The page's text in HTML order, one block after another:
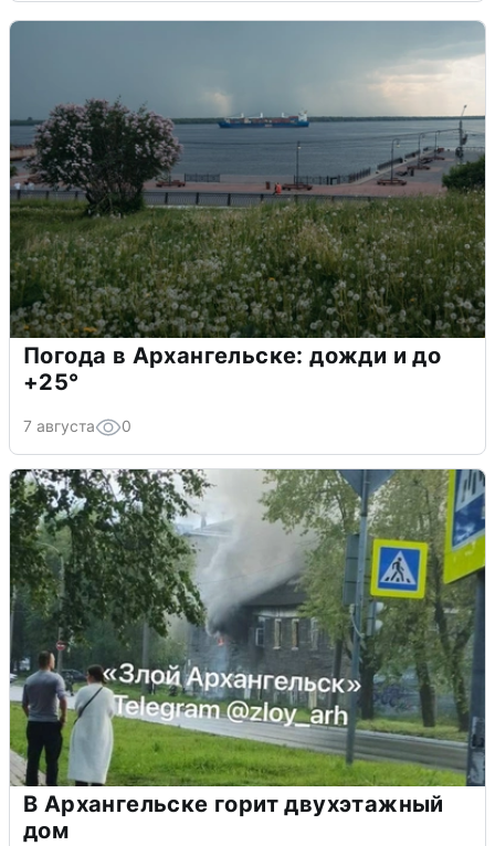
Погода в Архангельске: дожди и до
+25°
7 августа 0
В Архангельске горит двухэтажный
дом